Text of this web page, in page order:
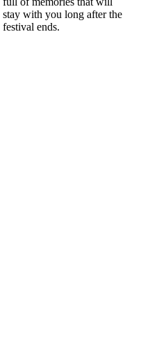
stay with you long after the
festival ends.